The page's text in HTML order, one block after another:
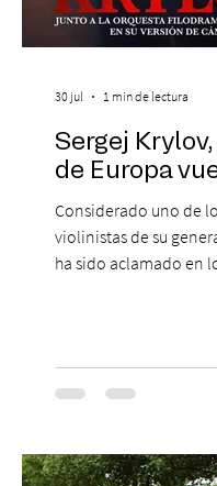
Sergej Krylov,
de Europa
Considerado uno de
violinistas de su
ha sido aclamado en
escenario del Teatro
protagonizar una
Las Cuatro Estaciones
30 jul 1 min de lectura